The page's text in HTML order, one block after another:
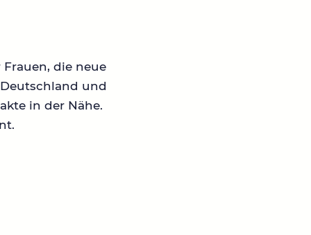
die neue
und
in der Nähe.